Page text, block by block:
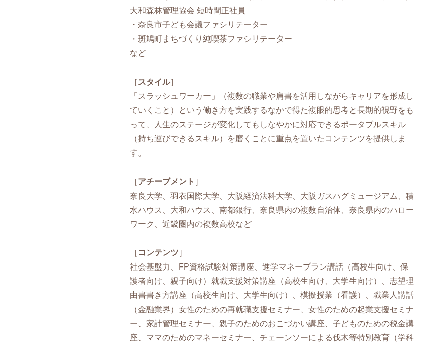
大和森林管理協会 短時間正社員
・奈良市子ども会議ファシリテーター
・斑鳩町まちづくり純喫茶ファシリテーター
など
［ スタイル］
「スラッシュワーカー」（複数の職業や肩書を活用しながらキャリアを形成し
ていくこと）という働き方を実践するなかで得た複眼的思考と長期的視野をも
って、人生のステージが変化してもしなやかに対応できるポータブルスキル
（持ち運びできるスキル）を磨くことに重点を置いたコンテンツを提供しま
す。
［アチーブメント ］
奈良大学、羽衣国際大学、大阪経済法科大学、大阪ガスハグミュージアム、積
水ハウス、大和ハウス、南都銀行、奈良県内の複数自治体、奈良県内のハロー
ワーク、近畿圏内の複数高校など
［ コンテンツ］
社会基盤力、FP資格試験対策講座、進学マネープラン講話（高校生向け、保
護者向け、親子向け）就職支援対策講座（高校生向け、大学生向け）、志望理
由書書き方講座（高校生向け、大学生向け）、模擬授業（看護）、職業人講話
（金融業界）女性のための再就職支援セミナー、女性のための起業支援セミナ
ー、家計管理セミナー、親子のためのおこづかい講座、子どものための税金講
座、ママのためのマネーセミナー、チェーンソーによる伐木等特別教育（学科